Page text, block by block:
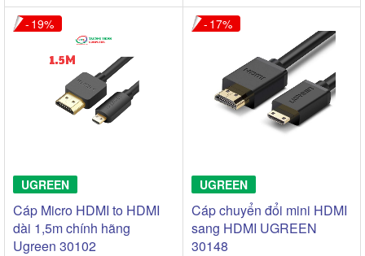
19
UGREEN
Cáp Micro HDMI to HDMI
dài 1,5m chính hãng
Ugreen 30102
17
UGREEN
Cáp chuyển đổi mini HDMI
sang HDMI UGREEN
30148